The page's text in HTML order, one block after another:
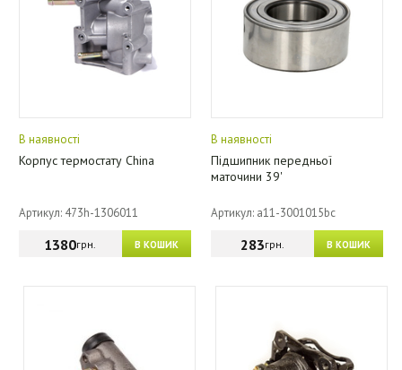
В наявності
Корпус термостату China
Артикул: 473h-1306011
В КОШИК
1380грн.
В наявності
Підшипник передньої
маточини 39'
Артикул: a11-3001015bc
В КОШИК
283грн.